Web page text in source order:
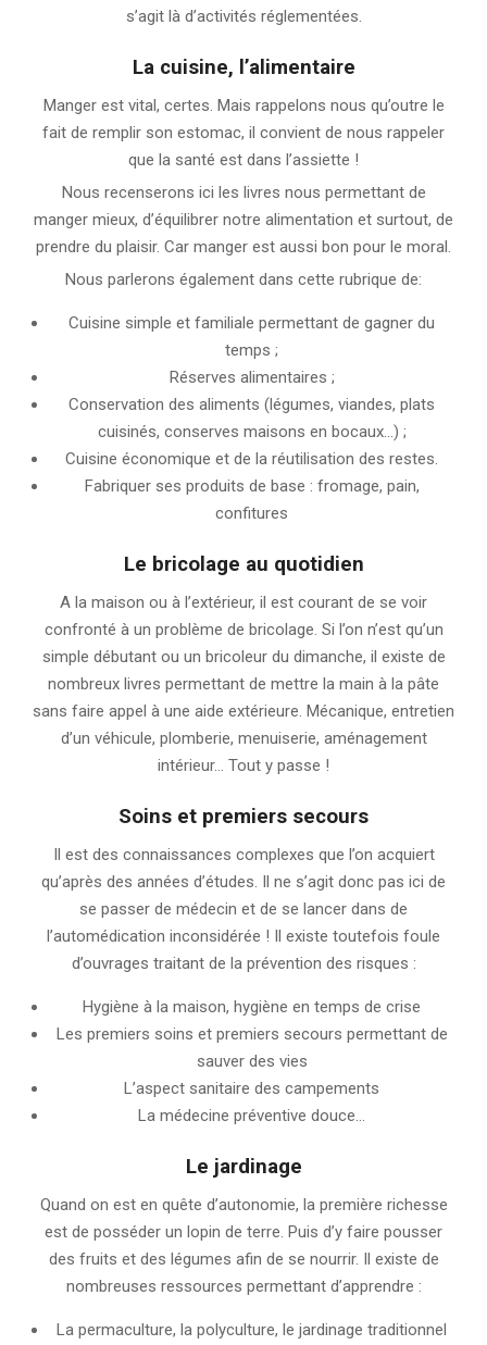
s’agit là d’activités réglementées.
La cuisine, l’alimentaire
Manger est vital, certes. Mais rappelons nous qu’outre le
fait de remplir son estomac, il convient de nous rappeler
que la santé est dans l’assiette !
Nous recenserons ici les livres nous permettant de
manger mieux, d’équilibrer notre alimentation et surtout, de
prendre du plaisir. Car manger est aussi bon pour le moral.
Nous parlerons également dans cette rubrique de:
Cuisine simple et familiale permettant de gagner du
temps ;
Réserves alimentaires ;
Conservation des aliments (légumes, viandes, plats
cuisinés, conserves maisons en bocaux…) ;
Cuisine économique et de la réutilisation des restes.
Fabriquer ses produits de base : fromage, pain,
confitures
Le bricolage au quotidien
A la maison ou à l’extérieur, il est courant de se voir
confronté à un problème de bricolage. Si l’on n’est qu’un
simple débutant ou un bricoleur du dimanche, il existe de
nombreux livres permettant de mettre la main à la pâte
sans faire appel à une aide extérieure. Mécanique, entretien
d’un véhicule, plomberie, menuiserie, aménagement
intérieur… Tout y passe !
Soins et premiers secours
Il est des connaissances complexes que l’on acquiert
qu’après des années d’études. Il ne s’agit donc pas ici de
se passer de médecin et de se lancer dans de
l’automédication inconsidérée ! Il existe toutefois foule
d’ouvrages traitant de la prévention des risques :
Hygiène à la maison, hygiène en temps de crise
Les premiers soins et premiers secours permettant de
sauver des vies
L’aspect sanitaire des campements
La médecine préventive douce…
Le jardinage
Quand on est en quête d’autonomie, la première richesse
est de posséder un lopin de terre. Puis d’y faire pousser
des fruits et des légumes afin de se nourrir. Il existe de
nombreuses ressources permettant d’apprendre :
La permaculture, la polyculture, le jardinage traditionnel